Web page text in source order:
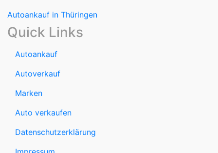
Quick Links
Autoankauf
Autoverkauf
Marken
Auto verkaufen
Datenschutzerklärung
Impressum